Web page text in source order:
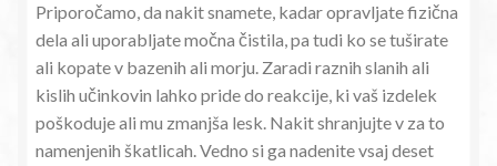
Priporočamo, da nakit snamete, kadar opravljate fizična
dela ali uporabljate močna čistila, pa tudi ko se tuširate
ali kopate v bazenih ali morju. Zaradi raznih slanih ali
kislih učinkovin lahko pride do reakcije, ki vaš izdelek
poškoduje ali mu zmanjša lesk. Nakit shranjujte v za to
namenjenih škatlicah. Vedno si ga nadenite vsaj deset